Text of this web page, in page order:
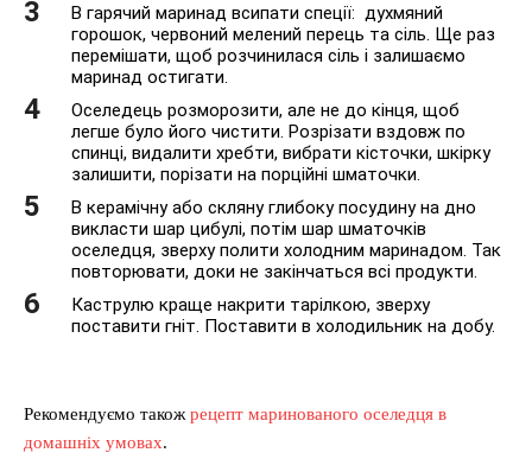
В гарячий маринад всипати спеції: духмяний
горошок, червоний мелений перець та сіль. Ще раз
перемішати, щоб розчинилася сіль і залишаємо
маринад остигати.
Оселедець розморозити, але не до кінця, щоб
легше було його чистити. Розрізати вздовж по
спинці, видалити хребти, вибрати кісточки, шкірку
залишити, порізати на порційні шматочки.
В керамічну або скляну глибоку посудину на дно
викласти шар цибулі, потім шар шматочків
оселедця, зверху полити холодним маринадом. Так
повторювати, доки не закінчаться всі продукти.
Каструлю краще накрити тарілкою, зверху
поставити гніт. Поставити в холодильник на добу.
Рекомендуємо також рецепт маринованого оселедця в
домашніх умовах.